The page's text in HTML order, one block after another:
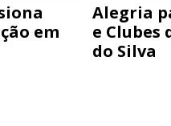
em
Alegria
e Clubes
do Silva